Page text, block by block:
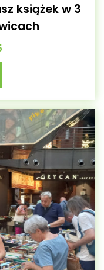
książek w 3